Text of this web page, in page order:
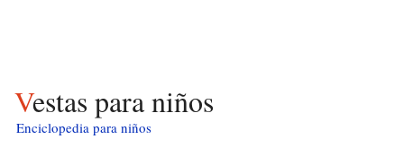
Vestas para niños
Enciclopedia para niños